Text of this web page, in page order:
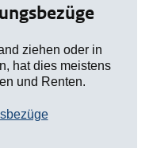
ziehen oder in
hat dies meistens
und Renten.